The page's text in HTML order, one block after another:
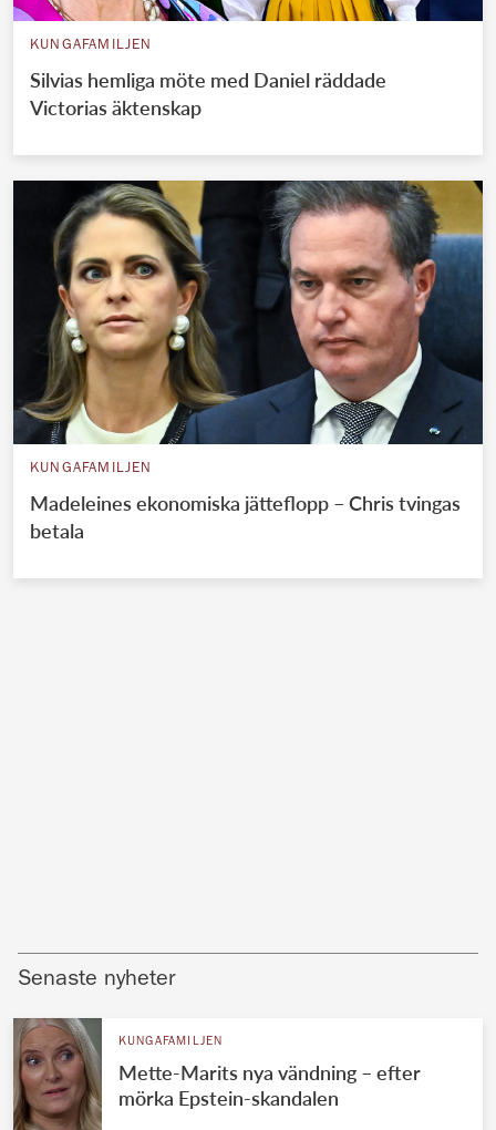
KUNGAFAMILJEN
Silvias hemliga möte med Daniel räddade
Victorias äktenskap
KUNGAFAMILJEN
Madeleines ekonomiska jätteflopp – Chris tvingas
betala
Senaste nyheter
KUNGAFAMILJEN
Mette-Marits nya vändning – efter
mörka Epstein-skandalen